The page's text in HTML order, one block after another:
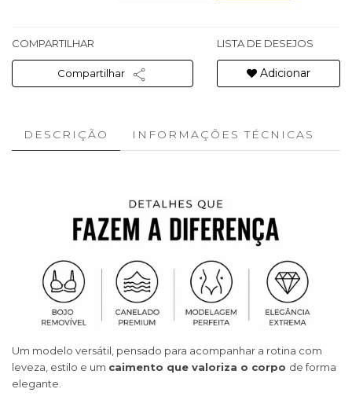
COMPARTILHAR
Compartilhar
LISTA DE DESEJOS
Adicionar
DESCRIÇÃO INFORMAÇÕES TÉCNICAS
Um modelo versátil, pensado para acompanhar a rotina com
leveza, estilo e um caimento que valoriza o corpo de forma
elegante.